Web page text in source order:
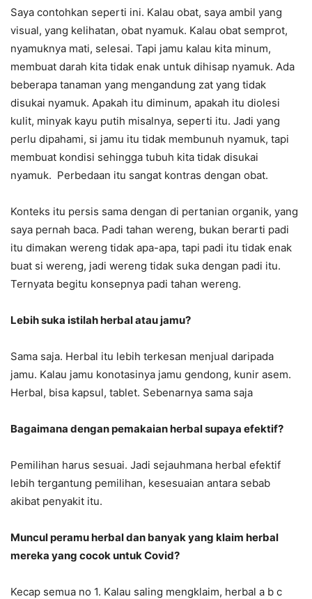
Saya contohkan seperti ini. Kalau obat, saya ambil yang
visual, yang kelihatan, obat nyamuk. Kalau obat semprot,
nyamuknya mati, selesai. Tapi jamu kalau kita minum,
membuat darah kita tidak enak untuk dihisap nyamuk. Ada
beberapa tanaman yang mengandung zat yang tidak
disukai nyamuk. Apakah itu diminum, apakah itu diolesi
kulit, minyak kayu putih misalnya, seperti itu. Jadi yang
perlu dipahami, si jamu itu tidak membunuh nyamuk, tapi
membuat kondisi sehingga tubuh kita tidak disukai
nyamuk. Perbedaan itu sangat kontras dengan obat.
Konteks itu persis sama dengan di pertanian organik, yang
saya pernah baca. Padi tahan wereng, bukan berarti padi
itu dimakan wereng tidak apa-apa, tapi padi itu tidak enak
buat si wereng, jadi wereng tidak suka dengan padi itu.
Ternyata begitu konsepnya padi tahan wereng.
Lebih suka istilah herbal atau jamu?
Sama saja. Herbal itu lebih terkesan menjual daripada
jamu. Kalau jamu konotasinya jamu gendong, kunir asem.
Herbal, bisa kapsul, tablet. Sebenarnya sama saja
Bagaimana dengan pemakaian herbal supaya efektif?
Pemilihan harus sesuai. Jadi sejauhmana herbal efektif
lebih tergantung pemilihan, kesesuaian antara sebab
akibat penyakit itu.
Muncul peramu herbal dan banyak yang klaim herbal
mereka yang cocok untuk Covid?
Kecap semua no 1. Kalau saling mengklaim, herbal a b c